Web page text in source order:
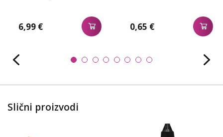
6,99 € 0,65 €
Slični proizvodi